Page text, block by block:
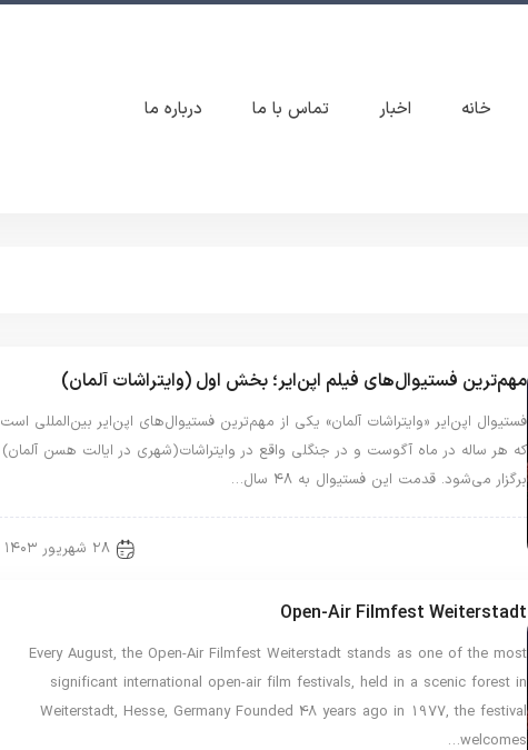
خانه اخبار تماس با ما درباره ما
مهم‌ترین فستیوال‌های فیلم اپن‌ایر؛ بخش اول (وایتراشات آلمان)
فستیوال اپن‌ایر «وایتراشات آلمان» یکی از مهم‌ترین فستیوال‌های اپن‌ایر بین‌المللی است
که هر ساله در ماه آگوست و در جنگلی واقع در وایتراشات(شهری در ایالت هسن آلمان)
برگزار می‌شود. قدمت این فستیوال به ۴۸ سال…
۲۸ شهریور ۱۴۰۳
Open-Air Filmfest Weiterstadt
Every August, the Open-Air Filmfest Weiterstadt stands as one of the most
significant international open-air film festivals, held in a scenic forest in
Weiterstadt, Hesse, Germany Founded 48 years ago in 1977, the festival
welcomes…